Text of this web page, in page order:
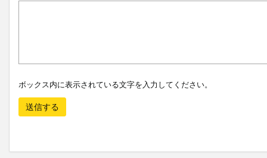
ボックス内に表示されている文字を入力してください。
送信する